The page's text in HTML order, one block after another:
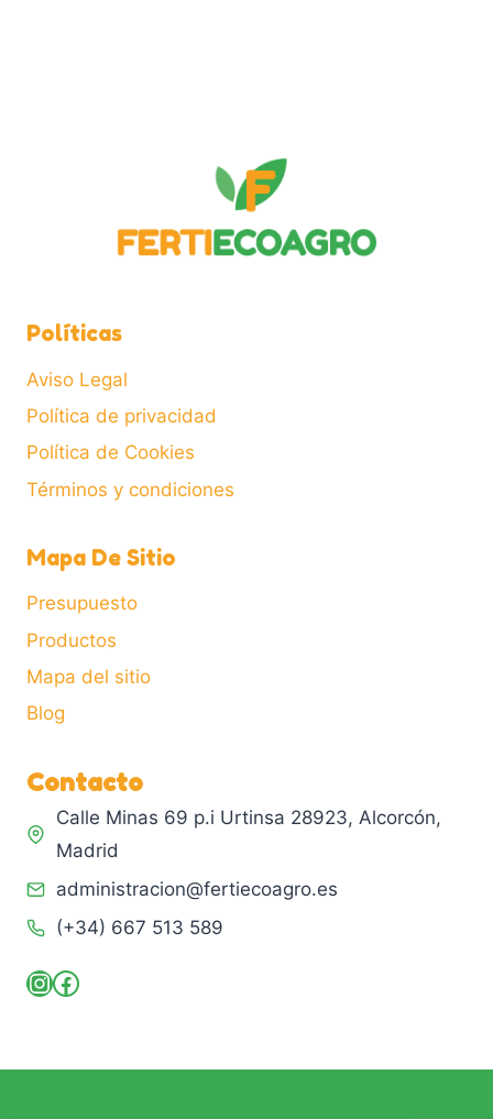
Políticas
Aviso Legal
Política de privacidad
Política de Cookies
Términos y condiciones
Mapa De Sitio
Presupuesto
Productos
Mapa del sitio
Blog
Contacto
Calle Minas 69 p.i Urtinsa 28923, Alcorcón,
Madrid
administracion@fertiecoagro.es
(+34) 667 513 589
Instagram
Facebook